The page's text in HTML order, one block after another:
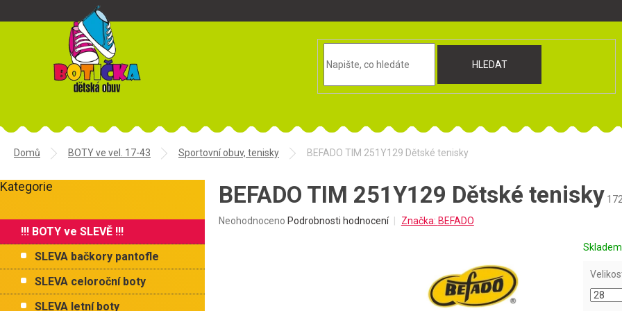
HLEDAT
Domů BOTY ve vel. 17-43 Sportovní obuv, tenisky BEFADO TIM 251Y129 Dětské tenisky
o
t
n
í
Přeskočit
Kategorie
!!! BOTY ve SLEVĚ !!!
SLEVA bačkory pantofle
SLEVA celoroční boty
SLEVA letní boty
BEFADO TIM 251Y129 Dětské tenisky
Průměrné
Neohodnoceno Podrobnosti hodnocení Značka: BEFADO
Skladem